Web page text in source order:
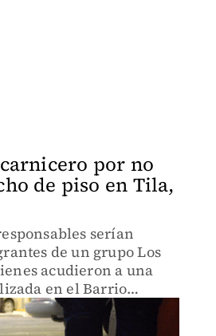
por no
de piso en Tila,
serían
de un grupo Los
acudieron a una
en el Barrio
al dueño del